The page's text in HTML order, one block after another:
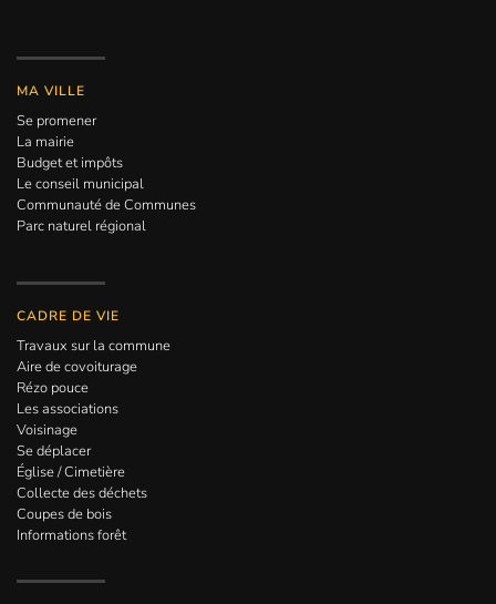
MA VILLE
Se promener
La mairie
Budget et impôts
Le conseil municipal
Communauté de Communes
Parc naturel régional
CADRE DE VIE
Travaux sur la commune
Aire de covoiturage
Rézo pouce
Les associations
Voisinage
Se déplacer
Église / Cimetière
Collecte des déchets
Coupes de bois
Informations forêt